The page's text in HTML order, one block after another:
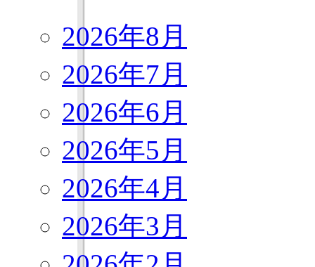
2026年8月
2026年7月
2026年6月
2026年5月
2026年4月
2026年3月